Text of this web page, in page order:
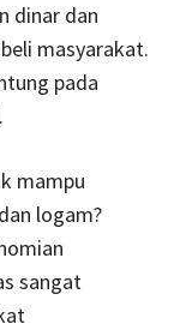
dinar dan
masyarakat.
pada
mampu
logam?
sangat